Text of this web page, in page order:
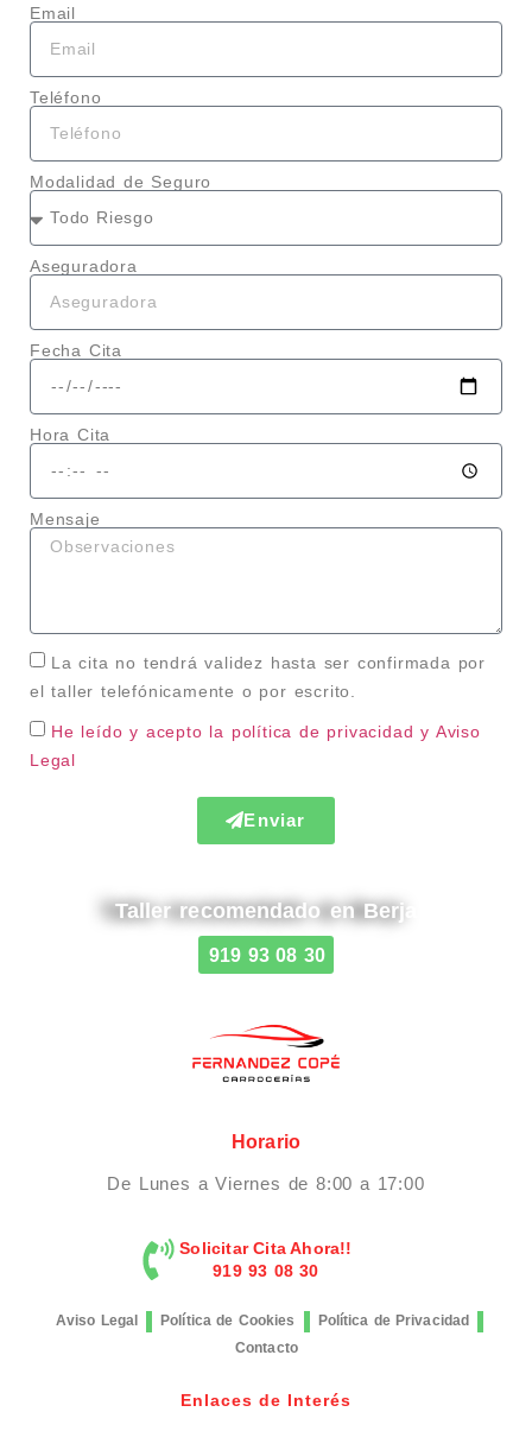
Email
Teléfono
Modalidad de Seguro
Aseguradora
Fecha Cita
Hora Cita
Mensaje
La cita no tendrá validez hasta ser confirmada por
el taller telefónicamente o por escrito.
He leído y acepto la política de privacidad y Aviso
Legal
Enviar
Taller recomendado en Berja
919 93 08 30
Horario
De Lunes a Viernes de 8:00 a 17:00
Solicitar Cita Ahora!!
919 93 08 30
Aviso Legal Política de Cookies
Política de Privacidad
Contacto
Enlaces de Interés